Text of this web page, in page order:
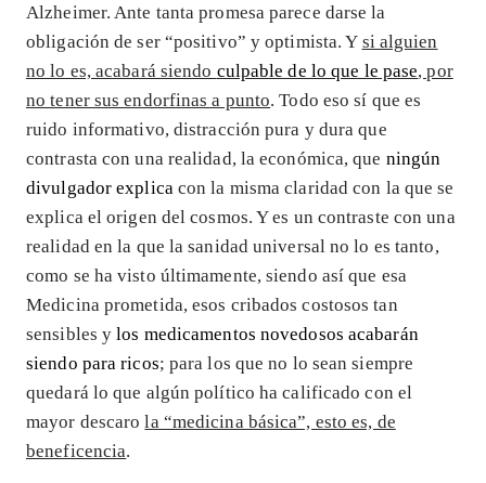
Alzheimer. Ante tanta promesa parece darse la
obligación de ser “positivo” y optimista. Y si alguien
no lo es, acabará siendo culpable de lo que le pase, por
no tener sus endorfinas a punto. Todo eso sí que es
ruido informativo, distracción pura y dura que
contrasta con una realidad, la económica, que ningún
divulgador explica con la misma claridad con la que se
explica el origen del cosmos. Y es un contraste con una
realidad en la que la sanidad universal no lo es tanto,
como se ha visto últimamente, siendo así que esa
Medicina prometida, esos cribados costosos tan
sensibles ylos medicamentos novedosos acabarán
siendo para ricos; para los que no lo sean siempre
quedará lo que algún político ha calificado con el
mayor descarola “medicina básica”, esto es, de
beneficencia.